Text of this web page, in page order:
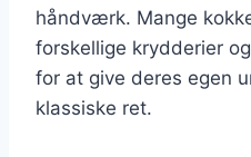
håndværk. Mange
forskellige krydderier
for at give deres egen
klassiske ret.